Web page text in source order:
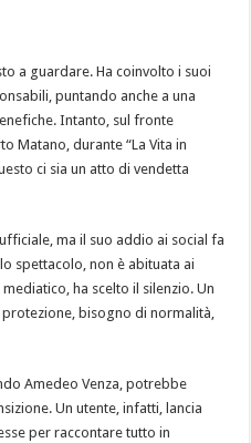
a guardare. Ha coinvolto i suoi
puntando anche a una
Intanto, sul fronte
Matano, durante “La Vita in
ci sia un atto di vendetta
ma il suo addio ai social fa
spettacolo, non è abituata ai
ha scelto il silenzio. Un
bisogno di normalità,
Amedeo Venza, potrebbe
Un utente, infatti, lancia
per raccontare tutto in